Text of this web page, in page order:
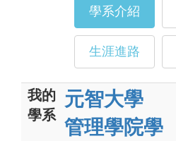
學系介紹
生涯進路
我的
學系
元智大學
管理學院學